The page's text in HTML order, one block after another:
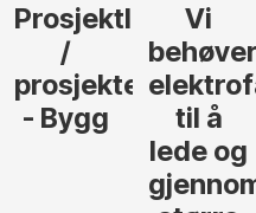
Anlegg
søker
Driftsleder
Elektro
Automasjon
Senior
- Asker